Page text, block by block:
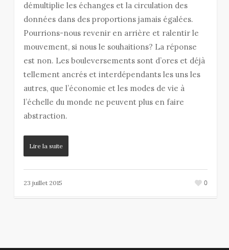
démultiplie les échanges et la circulation des
données dans des proportions jamais égalées.
Pourrions-nous revenir en arrière et ralentir le
mouvement, si nous le souhaitions? La réponse
est non. Les bouleversements sont d’ores et déjà
tellement ancrés et interdépendants les uns les
autres, que l’économie et les modes de vie à
l’échelle du monde ne peuvent plus en faire
abstraction.
Lire la suite
23 juillet 2015 0